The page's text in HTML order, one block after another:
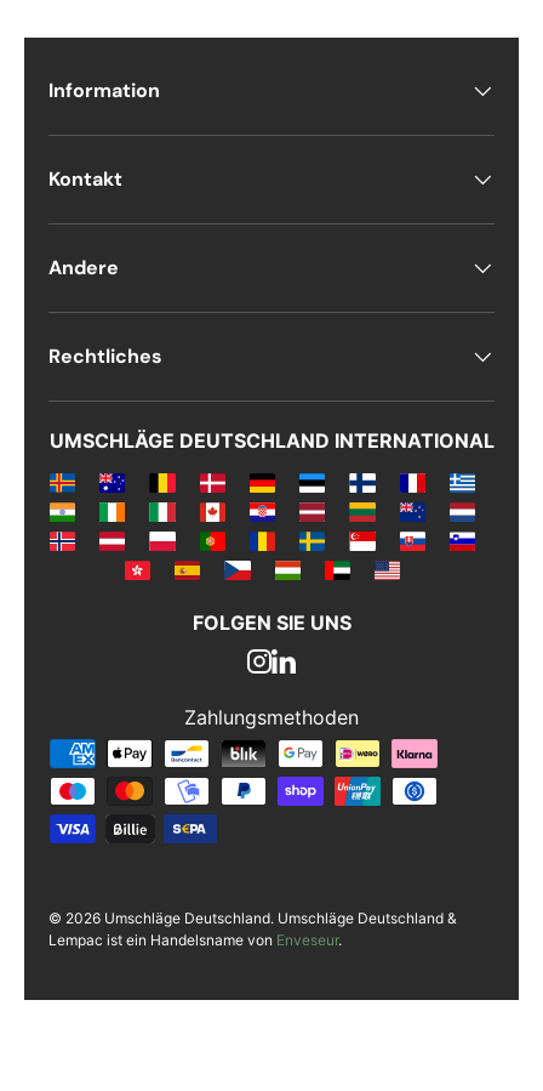
Telefon
Postnummer *
Information
Kontakt
Andere
Rechtliches
UMSCHLÄGE DEUTSCHLAND INTERNATIONAL
FOLGEN SIE UNS
Zahlungsmethoden
Zahlungsmethoden
© 2026 Umschläge Deutschland. Umschläge Deutschland &
Lempac ist ein Handelsname von Enveseur.